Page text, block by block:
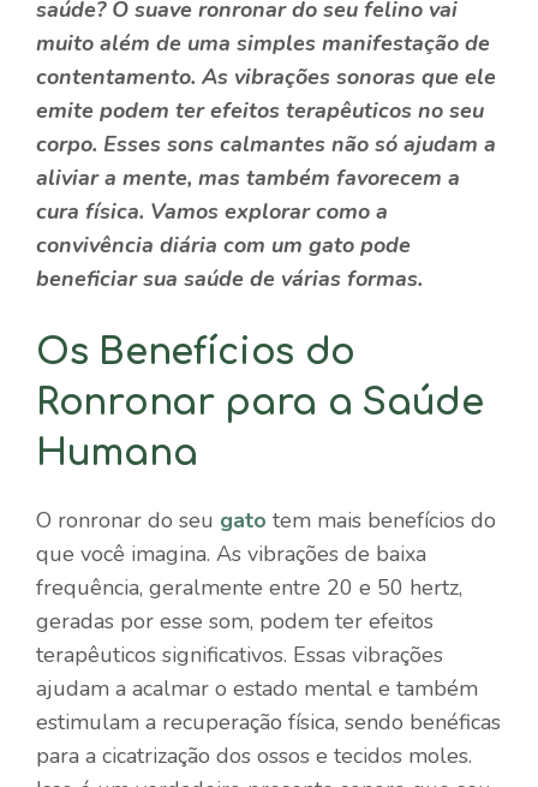
saúde? O suave ronronar do seu felino vai
muito além de uma simples manifestação de
contentamento. As vibrações sonoras que ele
emite podem ter efeitos terapêuticos no seu
corpo. Esses sons calmantes não só ajudam a
aliviar a mente, mas também favorecem a
cura física. Vamos explorar como a
convivência diária com um gato pode
beneficiar sua saúde de várias formas.
Os Benefícios do
Ronronar para a Saúde
Humana
O ronronar do seu gato tem mais benefícios do
que você imagina. As vibrações de baixa
frequência, geralmente entre 20 e 50 hertz,
geradas por esse som, podem ter efeitos
terapêuticos significativos. Essas vibrações
ajudam a acalmar o estado mental e também
estimulam a recuperação física, sendo benéficas
para a cicatrização dos ossos e tecidos moles.